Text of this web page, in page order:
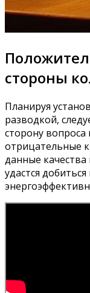
стороны
Планируя
разводкой,
сторону
отрицательные
данные
удастся